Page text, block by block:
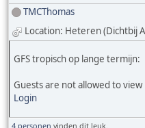
TMCThomas
Location: Heteren (Dichtbij
GFS tropisch op lange termijn:
Guests are not allowed to view
Login
4 personen vinden dit leuk.